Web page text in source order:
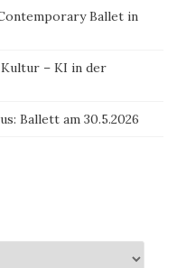
Ballet in
– KI in der
Ballett am 30.5.2026